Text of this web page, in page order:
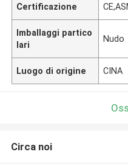
Certificazione
Imballaggi partico
lari
Nudo
Luogo di origine CINA
Circa noi